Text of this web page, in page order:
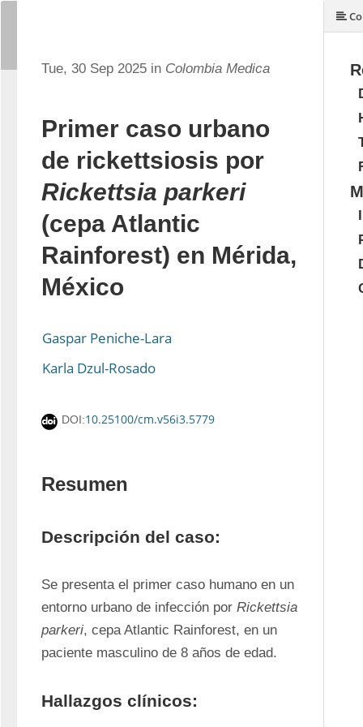
Tue, 30 Sep 2025 in Colombia Medica
Primer caso urbano
de rickettsiosis por
Rickettsia parkeri
(cepa Atlantic
Rainforest) en Mérida,
México
Gaspar Peniche-Lara
Karla Dzul-Rosado
DOI:10.25100/cm.v56i3.5779
Resumen
Descripción del caso:
Se presenta el primer caso humano en un
entorno urbano de infección por Rickettsia
parkeri, cepa Atlantic Rainforest, en un
paciente masculino de 8 años de edad.
Hallazgos clínicos: